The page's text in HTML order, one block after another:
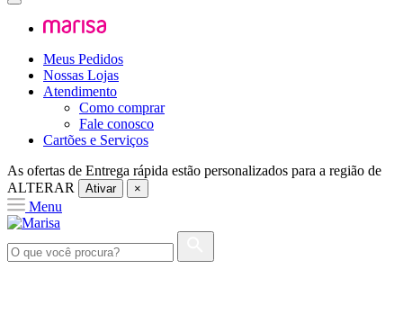
Meus Pedidos
Nossas Lojas
Atendimento
Como comprar
Fale conosco
Cartões e Serviços
As ofertas de Entrega rápida estão personalizados para a região de
ALTERAR
Ativar ×
Menu